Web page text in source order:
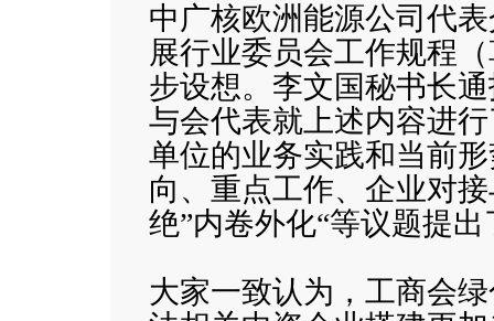
中广核欧洲能源公司代
展行业委员会工作规程
步设想。李文国秘书长
与会代表就上述内容进
单位的业务实践和当前
向、重点工作、企业对
绝”内卷外化“等议题提
大家一致认为，工商会